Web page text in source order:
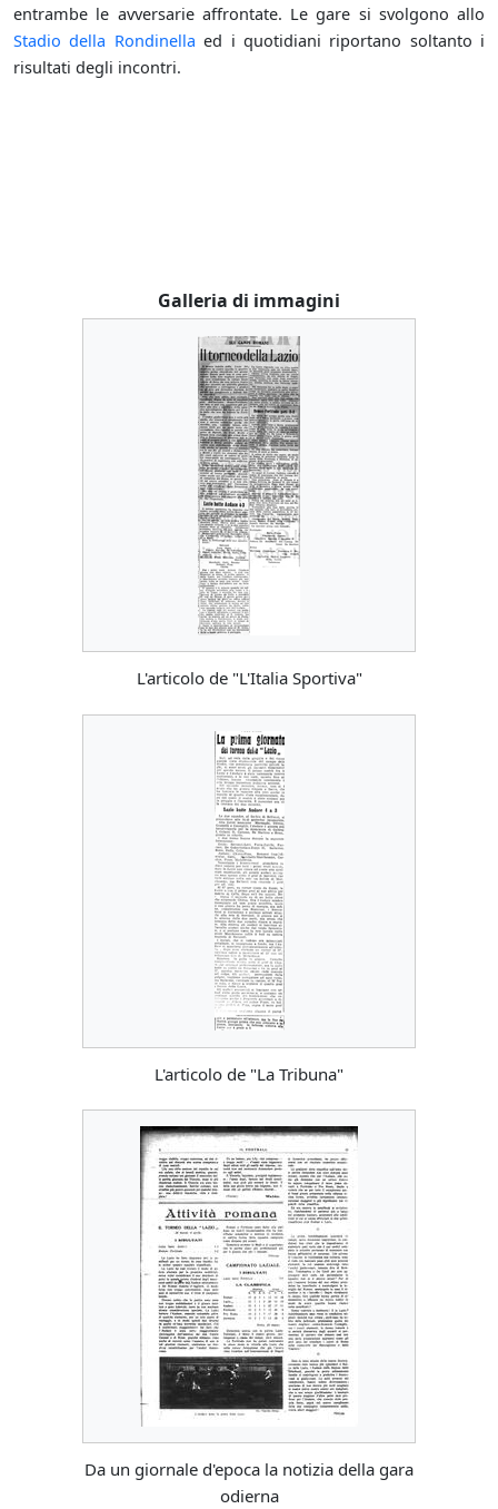
entrambe le avversarie affrontate. Le gare si svolgono allo
Stadio della Rondinella ed i quotidiani riportano soltanto i
risultati degli incontri.
Galleria di immagini
L'articolo de "L'Italia Sportiva"
L'articolo de "La Tribuna"
Da un giornale d'epoca la notizia della gara
odierna